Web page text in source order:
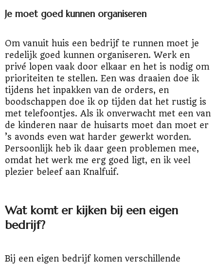
Je moet goed kunnen organiseren
Om vanuit huis een bedrijf te runnen moet je
redelijk goed kunnen organiseren. Werk en
privé lopen vaak door elkaar en het is nodig om
prioriteiten te stellen. Een was draaien doe ik
tijdens het inpakken van de orders, en
boodschappen doe ik op tijden dat het rustig is
met telefoontjes. Als ik onverwacht met een van
de kinderen naar de huisarts moet dan moet er
’s avonds even wat harder gewerkt worden.
Persoonlijk heb ik daar geen problemen mee,
omdat het werk me erg goed ligt, en ik veel
plezier beleef aan Knalfuif.
Wat komt er kijken bij een eigen
bedrijf?
Bij een eigen bedrijf komen verschillende